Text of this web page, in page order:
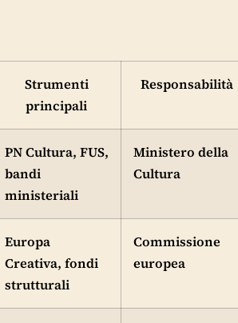
Strumenti
principali
Responsabilità
PN Cultura, FUS,
bandi
ministeriali
Ministero della
Cultura
Europa
Creativa, fondi
strutturali
Commissione
europea